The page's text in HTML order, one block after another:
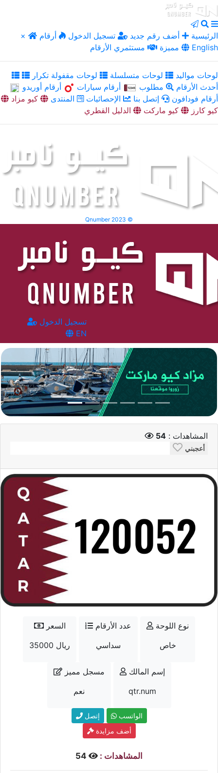
× الرئيسية أضف رقم جديد تسجيل الدخول
أرقام
مميزة
مستثمري الأرقام English
لوحات مواليد لوحات متسلسلة
لوحات مقفولة تكرار
أحدث الأرقام
مطلوب أرقام سيارات
أرقام أوريدو
أرقام فودافون
إتصل بنا الإحصائيات المنتدى
كيو مزاد
كيو كارز
كيو ماركت الدليل القطري
Qnumber 2023 ©
تسجيل الدخول
EN
المشاهدات : 54
أعجبني
السعر
35000 ريال
عدد الأرقام
سداسي
نوع اللوحة
خاص
مسجل مميز
نعم
إسم المالك
qtr.num
إتصل
الواتسب
أضف مزايدة
المشاهدات :